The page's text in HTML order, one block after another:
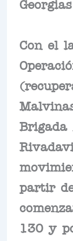
Con el
Brigada
partir
130 y